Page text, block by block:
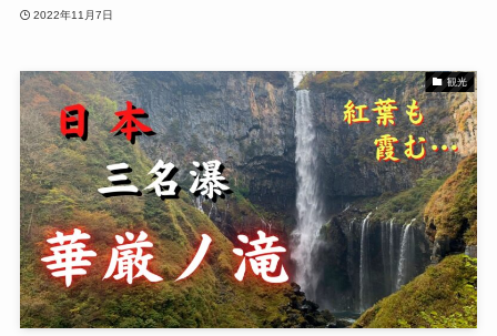
2022年11月7日
観光